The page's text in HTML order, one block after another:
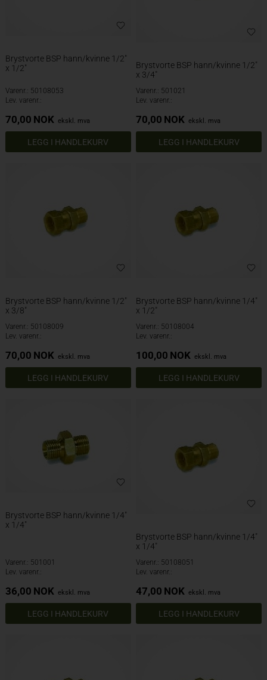
Brystvorte BSP hann/kvinne 1/2"
x 1/2"
Varenr.: 50108053
Lev. varenr.:
70,00 NOK ekskl. mva
Brystvorte BSP hann/kvinne 1/2"
x 3/4"
Varenr.: 501021
Lev. varenr.:
70,00 NOK ekskl. mva
Brystvorte BSP hann/kvinne 1/2"
x 3/8"
Varenr.: 50108009
Lev. varenr.:
70,00 NOK ekskl. mva
Brystvorte BSP hann/kvinne 1/4"
x 1/2"
Varenr.: 50108004
Lev. varenr.:
100,00 NOK ekskl. mva
Brystvorte BSP hann/kvinne 1/4"
x 1/4"
Varenr.: 501001
Lev. varenr.:
36,00 NOK ekskl. mva
Brystvorte BSP hann/kvinne 1/4"
x 1/4"
Varenr.: 50108051
Lev. varenr.:
47,00 NOK ekskl. mva